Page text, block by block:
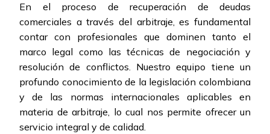
En el proceso de recuperación de deudas
comerciales a través del arbitraje, es fundamental
contar con profesionales que dominen tanto el
marco legal como las técnicas de negociación y
resolución de conflictos. Nuestro equipo tiene un
profundo conocimiento de la legislación colombiana
y de las normas internacionales aplicables en
materia de arbitraje, lo cual nos permite ofrecer un
servicio integral y de calidad.